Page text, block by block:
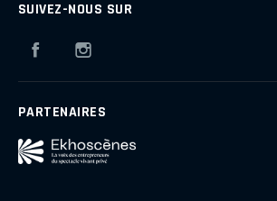
SUIVEZ-NOUS SUR
Facebook
PARTENAIRES